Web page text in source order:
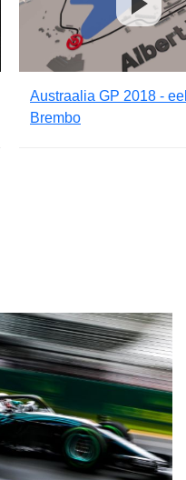
Austraalia GP 2018 -
Brembo